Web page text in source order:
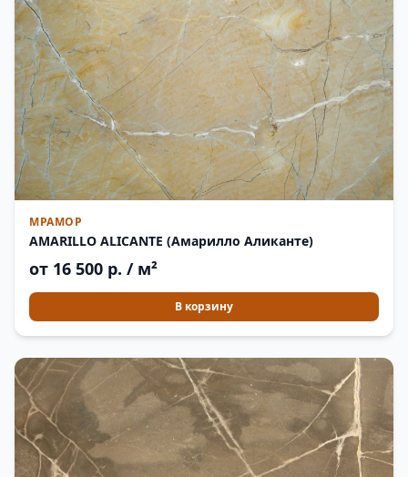
МРАМОР
AMARILLO ALICANTE (Амарилло Аликанте)
от 16 500 р. / м²
В корзину